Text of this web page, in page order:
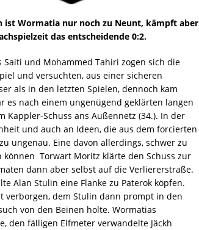
ist Wormatia nur noch zu Neunt, kämpft aber
das entscheidende 0:2.
Saiti und Mohammed Tahiri zogen sich die
und versuchten, aus einer sicheren
als in den letzten Spielen, dennoch kam
es nach einem ungenügend geklärten langen
Kappler-Schuss ans Außennetz (34.). In der
und auch an Ideen, die aus dem forcierten
ungenau. Eine davon allerdings, schwer zu
 Torwart Moritz klärte den Schuss zur
dann aber selbst auf die Verliererstraße.
Alan Stulin eine Flanke zu Paterok köpfen.
verborgen, dem Stulin dann prompt in den
von den Beinen holte. Wormatias
den fälligen Elfmeter verwandelte Jäckh